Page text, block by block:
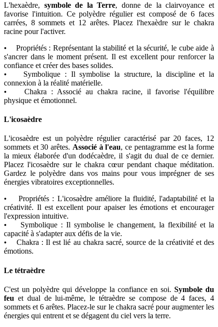
L'hexaèdre, symbole de la Terre, donne de la clairvoyance et
favorise l'intuition. Ce polyèdre régulier est composé de 6 faces
carrées, 8 sommets et 12 arêtes. Placez l'hexaèdre sur le chakra
racine pour l'activer.
• Propriétés : Représentant la stabilité et la sécurité, le cube aide à
s'ancrer dans le moment présent. Il est excellent pour renforcer la
confiance et créer des bases solides.
• Symbolique : Il symbolise la structure, la discipline et la
connexion à la réalité matérielle.
• Chakra : Associé au chakra racine, il favorise l'équilibre
physique et émotionnel.
L'icosaèdre
L'icosaèdre est un polyèdre régulier caractérisé par 20 faces, 12
sommets et 30 arêtes. Associé à l'eau, ce pentagramme est la forme
la mieux élaborée d'un dodécaèdre, il s'agit du dual de ce dernier.
Placez l'icosaèdre sur le chakra cœur pendant chaque méditation.
Gardez le polyèdre dans vos mains pour vous imprégner de ses
énergies vibratoires exceptionnelles.
• Propriétés : L'icosaèdre améliore la fluidité, l'adaptabilité et la
créativité. Il est excellent pour apaiser les émotions et encourager
l'expression intuitive.
• Symbolique : Il symbolise le changement, la flexibilité et la
capacité à s'adapter aux défis de la vie.
• Chakra : Il est lié au chakra sacré, source de la créativité et des
émotions.
Le tétraèdre
C'est un polyèdre qui développe la confiance en soi. Symbole du
feu et dual de lui-même, le tétraèdre se compose de 4 faces, 4
sommets et 6 arêtes. Placez-le sur le chakra sacré pour augmenter les
énergies qui entrent et se dégagent du ciel vers la terre.